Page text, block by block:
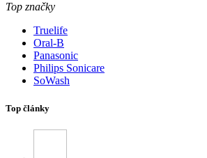
Top značky
Truelife
Oral-B
Panasonic
Philips Sonicare
SoWash
Top články